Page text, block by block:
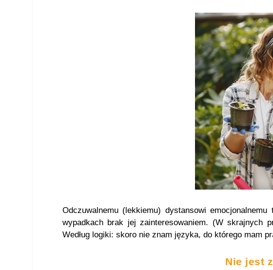
Odczuwalnemu (lekkiemu) dystansowi
wypadkach brak jej zainteresowaniem. (W skrajnych
Według logiki: skoro nie znam języka, do którego mam
Nie jest